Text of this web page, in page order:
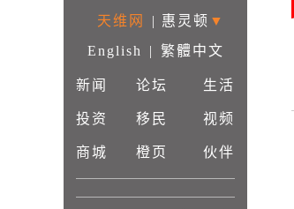
天维网 | 惠灵顿 ▼
English
| 繁體中文
新闻 论坛 生活
投资 移民 视频
商城 橙页 伙伴